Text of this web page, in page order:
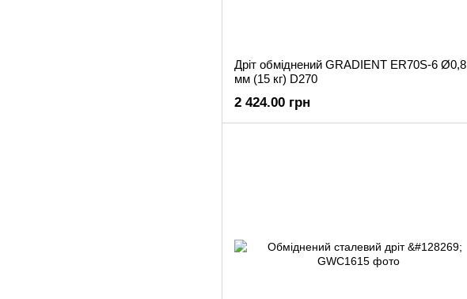
Дріт обміднений GRADIENT ER70S-6 Ø0,8
мм (15 кг) D270
2 424.00 грн